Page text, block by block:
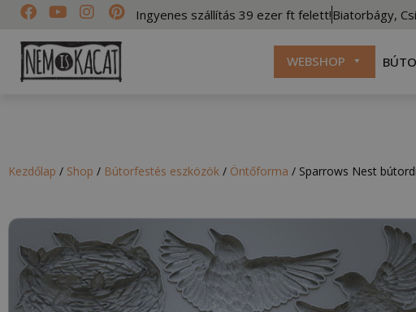
Ingyenes szállítás 39 ezer ft felett!Biatorbágy,
WEBSHOP
Kezdőlap / Shop / Bútorfestés eszközök / Öntőforma / Sparrows Nest